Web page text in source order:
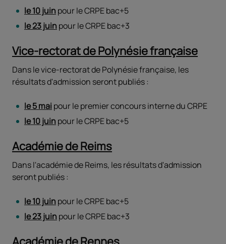
le 10 juinpour le CRPE bac+5
le 23 juinpour le CRPE bac+3
Vice-rectorat de Polynésie française
Dans le vice-rectorat de Polynésie française, les
résultats d'admission seront publiés :
le 5 mai pour le premier concours interne du CRPE
le 10 juinpour le CRPE bac+5
Académie de Reims
Dans l'académie de Reims, les résultats d'admission
seront publiés :
le 10 juinpour le CRPE bac+5
le 23 juinpour le CRPE bac+3